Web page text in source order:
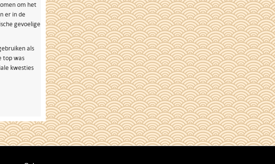
om het
er in de
gevoelige
als
top was
kwesties